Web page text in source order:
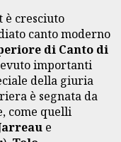
è cresciuto
canto moderno
di Canto di
importanti
della giuria
è segnata da
come quelli
e